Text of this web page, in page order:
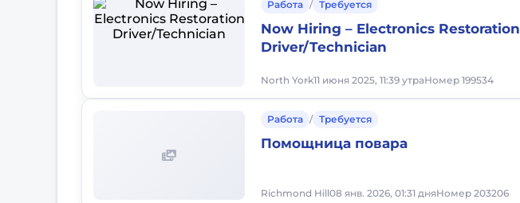
Работа / Требуется
Now Hiring – Electronics Restoration
Driver/Technician
North York11 июня 2025, 11:39 утраНомер 199534
Работа / Требуется
Помощница повара
Richmond Hill08 янв. 2026, 01:31 дняНомер 203206